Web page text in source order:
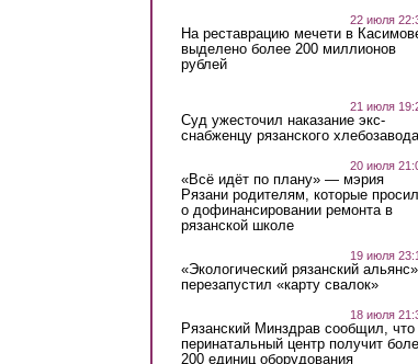
22 июля
На реставрацию мечети в
выделено более 200 миллионов
рублей
21 июля
Суд ужесточил наказание экс-
снабженцу рязанского хлебозавода
20 июля
«Всё идёт по плану» — мэрия
Рязани родителям, которые
о дофинансировании ремонта в
рязанской школе
19 июля
«Экологический рязанский альянс»
перезапустил «карту свалок»
18 июля
Рязанский Минздрав сообщил, что
перинатальный центр получит
200 единиц оборудования